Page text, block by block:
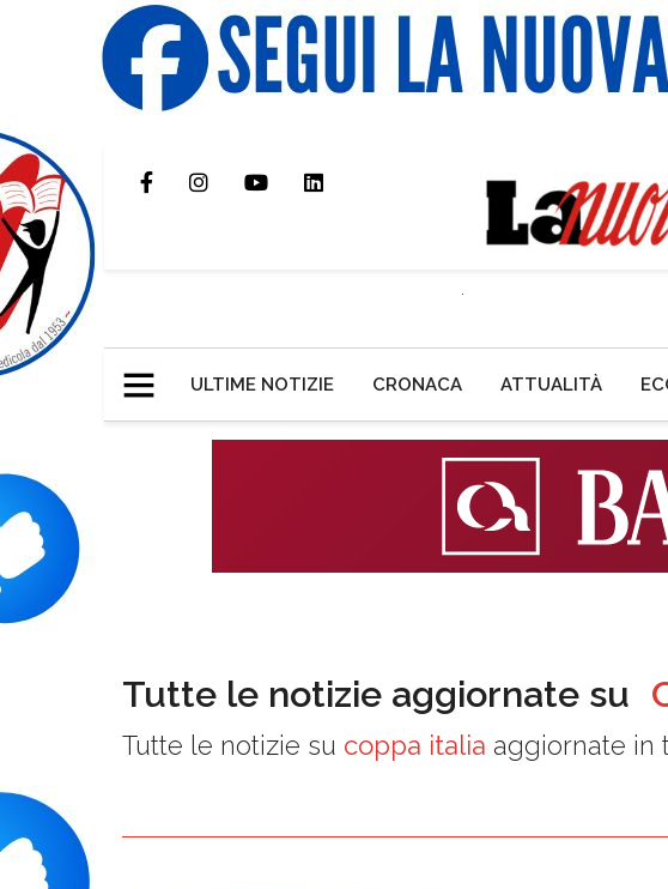
ULTIME NOTIZIE CRONACA ATTUALITÀ
Tutte le notizie aggiornate su
Tutte le notizie su coppa italia aggiornate in